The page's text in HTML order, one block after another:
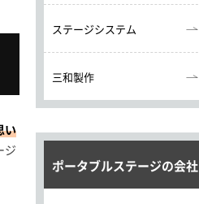
い
ジ
ステージシステム
三和製作
ポータブルステージの会社